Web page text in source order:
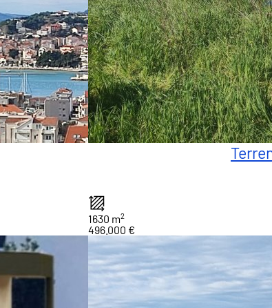
1630 m2
496.000 €